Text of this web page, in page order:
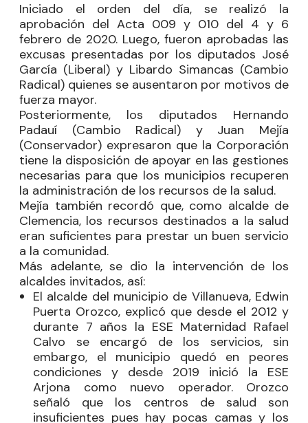
Iniciado el orden del día, se realizó la
aprobación del Acta 009 y 010 del 4 y 6
febrero de 2020. Luego, fueron aprobadas las
excusas presentadas por los diputados José
García (Liberal) y Libardo Simancas (Cambio
Radical) quienes se ausentaron por motivos de
fuerza mayor.
Posteriormente, los diputados Hernando
Padauí (Cambio Radical) y Juan Mejía
(Conservador) expresaron que la Corporación
tiene la disposición de apoyar en las gestiones
necesarias para que los municipios recuperen
la administración de los recursos de la salud.
Mejía también recordó que, como alcalde de
Clemencia, los recursos destinados a la salud
eran suficientes para prestar un buen servicio
a la comunidad.
Más adelante, se dio la intervención de los
alcaldes invitados, así:
El alcalde del municipio de Villanueva, Edwin
Puerta Orozco, explicó que desde el 2012 y
durante 7 años la ESE Maternidad Rafael
Calvo se encargó de los servicios, sin
embargo, el municipio quedó en peores
condiciones y desde 2019 inició la ESE
Arjona como nuevo operador. Orozco
señaló que los centros de salud son
insuficientes pues hay pocas camas y los